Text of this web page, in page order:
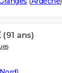
(91 ans)